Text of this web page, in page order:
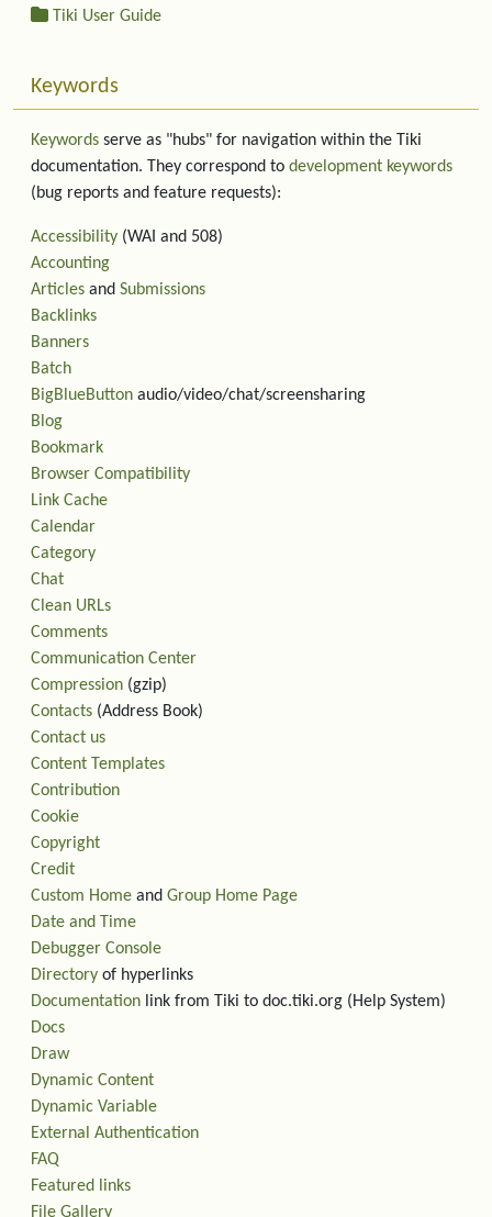
Tiki User Guide
Keywords
Keywords serve as "hubs" for navigation within the Tiki
documentation. They correspond to development keywords
(bug reports and feature requests):
Accessibility (WAI and 508)
Accounting
Articles and Submissions
Backlinks
Banners
Batch
BigBlueButton audio/video/chat/screensharing
Blog
Bookmark
Browser Compatibility
Link Cache
Calendar
Category
Chat
Clean URLs
Comments
Communication Center
Compression (gzip)
Contacts (Address Book)
Contact us
Content Templates
Contribution
Cookie
Copyright
Credit
Custom Home and Group Home Page
Date and Time
Debugger Console
Directory of hyperlinks
Documentation link from Tiki to doc.tiki.org (Help System)
Docs
Draw
Dynamic Content
Dynamic Variable
External Authentication
FAQ
Featured links
File Gallery